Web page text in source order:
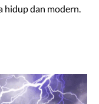
hidup dan modern.